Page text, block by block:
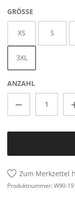
GRÖSSE
XS S
3XL
ANZAHL
Produkt
Zum Merkzettel
Produktnummer: WIKI-